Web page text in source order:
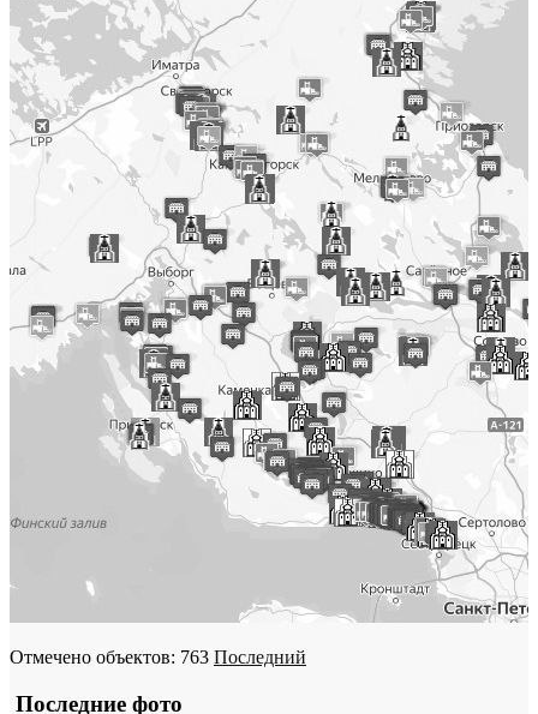
Отмечено объектов: 763 Последний
Последние фото